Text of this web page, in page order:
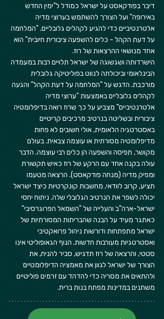
דיבר בפודקאסט על ישראל כמודל ל"ימין החדש
באירופה" ועל הצורך להשתמש בערוצי מדיה
אלטרנטיביים כדי להגיע לקהלים גלובליים. "המלחמה
על דעת הקהל - כלים להשפעה ציבורית חיובית" הוא
אחד מנושאי ההרצאות של רוז.
הישרדותה ושגשוגה של ישראל תלויים רבות במעמדה
הבינלאומי וביכולתה לנווט בפוליטיקה גלובלית
מורכבת. הדגש על "המלחמה על דעת הקהל" והגעה
לקהלים גלובליים באמצעות "ערוצי מדיה
אלטרנטיביים" מצביע על כך שרוז רואה בדיפלומטיה
ציבורית ובשליטה בנרטיב מרכיבים קריטיים
באסטרטגיה הלאומית, אולי חשובים לא פחות
מדיפלומטיה מסורתית או עוצמה צבאית. בעולם
מקושר, תפיסה והשפעה הן כלים רבי עוצמה. הדבר
עולה בקנה אחד עם הרקע של רוז כאיש תקשורת
ומפיק מדיה (מנחה פודקאסט). הרצאה מטעמו
תציע, קרוב לוודאי, מחשבות קונקרטיות כיצד ישראל
יכולה לשפר את הנרטיב הגלובלי שלה. ניתוח יחסי
ישראל-ארה"ב והעלייה של "השמאל הפרוגרסיבי"
כאתגר מעיד על הבנה שהבריתות המסורתיות של
ישראל מתפתחות ודורשות ניהול פרואקטיבי
ואסטרטגיות מעורבות חדשות. הנוף הגאופוליטי אינו
סטטי, והרצאה של רוז תדגיש, סביר להניח, את
הצורך של ישראל לגוון את מאמציה הדיפלומטיים
ולהתאים את מסריה כדי להדהד עם זרמים פוליטיים
משתנים במדינות מפתח בנות ברית.